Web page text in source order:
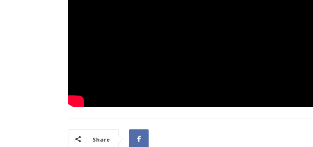
Share